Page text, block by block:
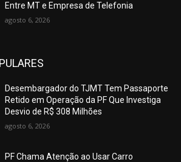
Entre MT e Empresa de Telefonia
agosto 6, 2026
Desembargador do TJMT Tem Passaporte
Retido em Operação da PF Que Investiga
Desvio de R$ 308 Milhões
agosto 6, 2026
PF Chama Atenção ao Usar Carro